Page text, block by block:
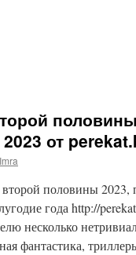
от
Imra
половины 2023,
года http://
несколько
фантастика,